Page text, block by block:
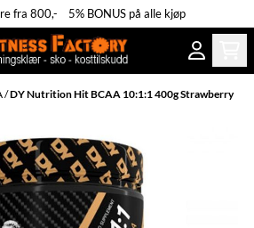
fra 800,- 5% BONUS på alle kjøp
/DY Nutrition Hit BCAA 10:1:1 400g Strawberry